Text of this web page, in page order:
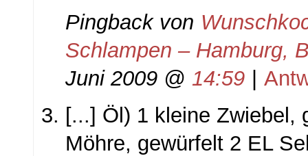
Pingback von
Schlampen – Hamburg,
Juni 2009 @ 14:59
[...] Öl) 1 kleine Zwiebel,
Möhre, gewürfelt 2 EL